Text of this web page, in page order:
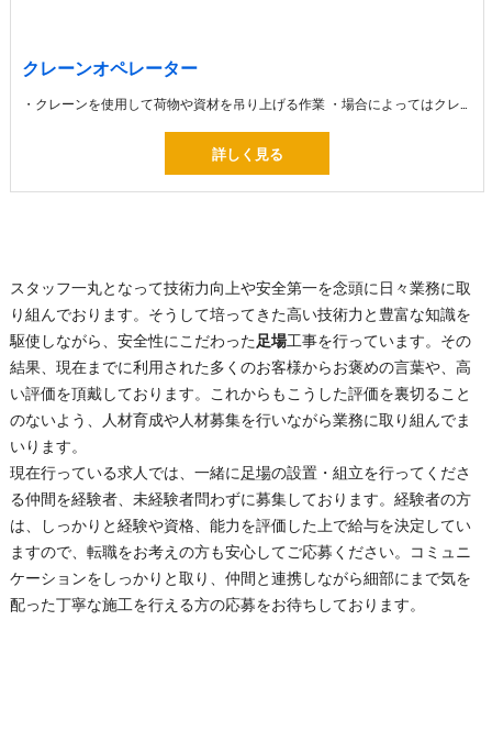
クレーンオペレーター
・クレーンを使用して荷物や資材を吊り上げる作業 ・場合によってはクレーンを利用して高い場所へ大きな建築資材を運びます
詳しく見る
スタッフ一丸となって技術力向上や安全第一を念頭に日々業務に取
り組んでおります。そうして培ってきた高い技術力と豊富な知識を
駆使しながら、安全性にこだわった足場工事を行っています。その
結果、現在までに利用された多くのお客様からお褒めの言葉や、高
い評価を頂戴しております。これからもこうした評価を裏切ること
のないよう、人材育成や人材募集を行いながら業務に取り組んでま
いります。
現在行っている求人では、一緒に足場の設置・組立を行ってくださ
る仲間を経験者、未経験者問わずに募集しております。経験者の方
は、しっかりと経験や資格、能力を評価した上で給与を決定してい
ますので、転職をお考えの方も安心してご応募ください。コミュニ
ケーションをしっかりと取り、仲間と連携しながら細部にまで気を
配った丁寧な施工を行える方の応募をお待ちしております。